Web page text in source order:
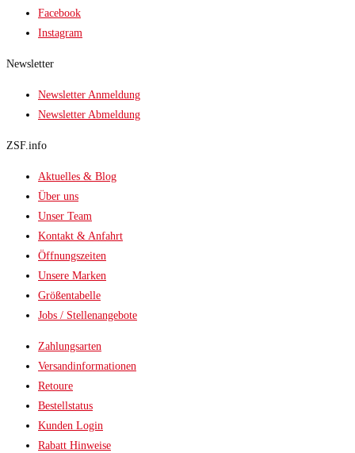
Facebook
Instagram
Newsletter
Newsletter Anmeldung
Newsletter Abmeldung
ZSF.info
Aktuelles & Blog
Über uns
Unser Team
Kontakt & Anfahrt
Öffnungszeiten
Unsere Marken
Größentabelle
Jobs / Stellenangebote
Zahlungsarten
Versandinformationen
Retoure
Bestellstatus
Kunden Login
Rabatt Hinweise